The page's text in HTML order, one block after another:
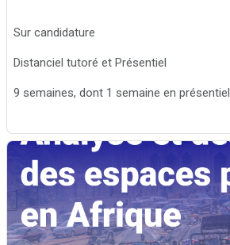
Sur candidature
Distanciel tutoré et Présentiel
9 semaines, dont 1 semaine en présentiel